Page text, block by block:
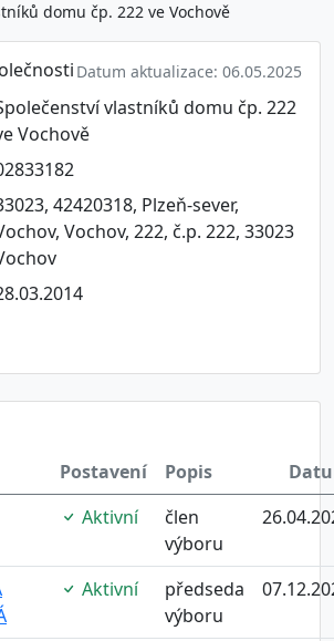
domu čp. 222 ve Vochově
Datum aktualizace: 06.05.2025
vlastníků domu čp. 222
Vochově
42420318, Plzeň-sever,
Vochov, 222, č.p. 222, 33023
Postavení Popis
Aktivní
člen
výboru
Aktivní
předseda
výboru